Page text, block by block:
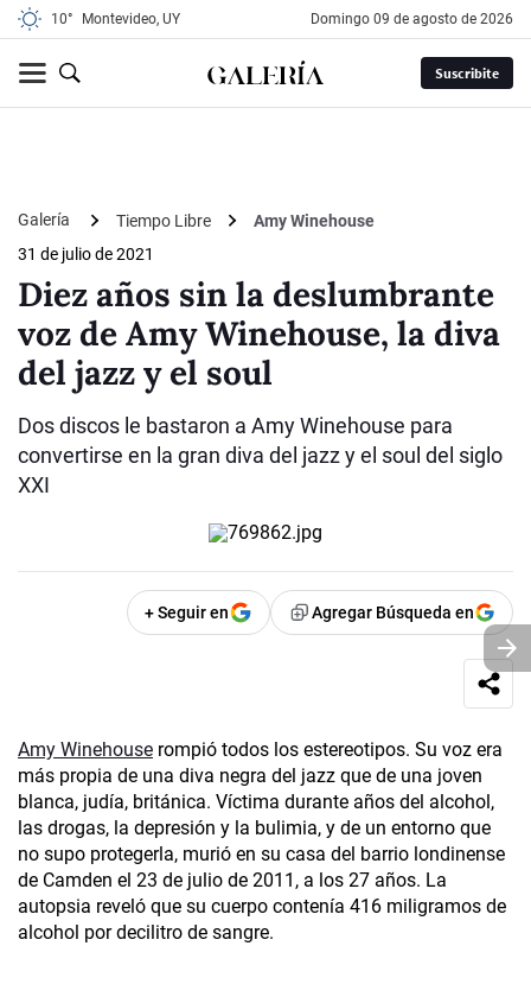
10° Montevideo, UY domingo 09 de agosto de 2026
Suscribite
Galería Tiempo Libre
Amy Winehouse
31 de julio de 2021
Diez años sin la deslumbrante
voz de Amy Winehouse, la diva
del jazz y el soul
Dos discos le bastaron a Amy Winehouse para
convertirse en la gran diva del jazz y el soul del siglo
XXI
+ Seguir en Agregar Búsqueda en
Amy Winehouse rompió todos los estereotipos. Su voz era
más propia de una diva negra del jazz que de una joven
blanca, judía, británica. Víctima durante años del alcohol,
las drogas, la depresión y la bulimia, y de un entorno que
no supo protegerla, murió en su casa del barrio londinense
de Camden el 23 de julio de 2011, a los 27 años. La
autopsia reveló que su cuerpo contenía 416 miligramos de
alcohol por decilitro de sangre.